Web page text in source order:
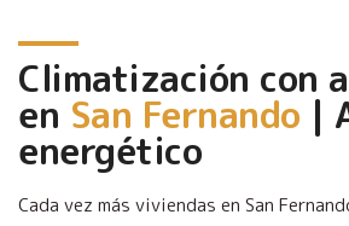
Climatización con
en San Fernando |
energético
Cada vez más viviendas en San